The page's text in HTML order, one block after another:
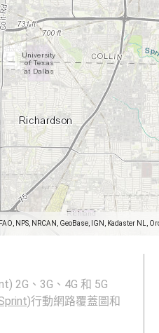
NPS, NRCAN, GeoBase, IGN, Kadaster
2G、3G、4G 和 5G
行動網路覆蓋圖和